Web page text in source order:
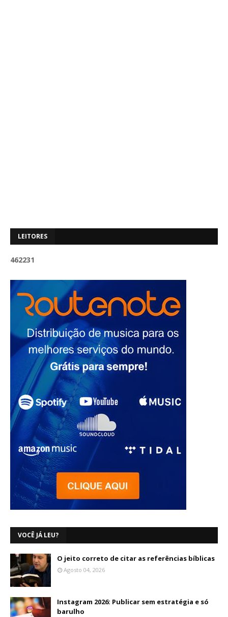
LEITORES
462231
VOCÊ JÁ LEU?
O jeito correto de citar as referências bíblicas
Agosto 04, 2026
Instagram 2026: Publicar sem estratégia e só
barulho